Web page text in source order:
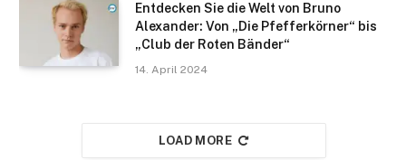
Entdecken Sie die Welt von Bruno
Alexander: Von „Die Pfefferkörner“ bis
„Club der Roten Bänder“
14. April 2024
LOAD MORE